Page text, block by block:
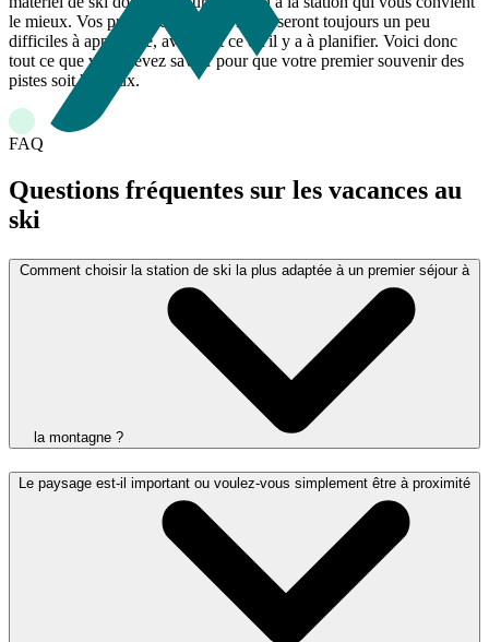
le mieux. Vos premières fois à la neige seront toujours un peu
difficiles à apprendre, avec tout ce qu'il y a à planifier. Voici donc
tout ce que vous devez savoir pour que votre premier souvenir des
pistes soit heureux.
FAQ
Questions fréquentes sur les vacances au
ski
Comment choisir la station de ski la plus adaptée à un premier séjour à
la montagne ?
Le paysage est-il important ou voulez-vous simplement être à proximité